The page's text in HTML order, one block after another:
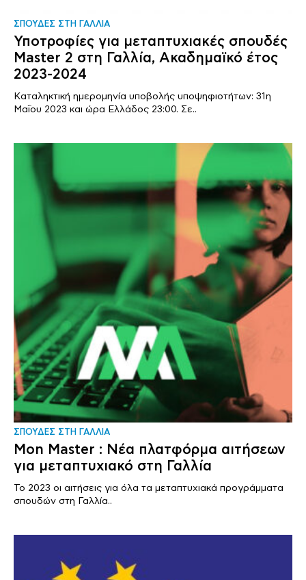
ΣΠΟΥΔΕΣ ΣΤΗ ΓΑΛΛΙΑ
Υποτροφίες για μεταπτυχιακές σπουδές
Master 2 στη Γαλλία, Ακαδημαϊκό έτος
2023-2024
Καταληκτική ημερομηνία υποβολής υποψηφιοτήτων: 31η
Μαΐου 2023 και ώρα Ελλάδος 23:00. Σε..
ΣΠΟΥΔΕΣ ΣΤΗ ΓΑΛΛΙΑ
Mon Master : Νέα πλατφόρμα αιτήσεων
για μεταπτυχιακό στη Γαλλία
Το 2023 οι αιτήσεις για όλα τα μεταπτυχιακά προγράμματα
σπουδών στη Γαλλία..